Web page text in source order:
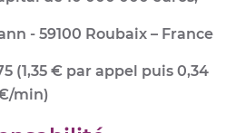
- 59100 Roubaix – France
(1,35 € par appel puis 0,34
min)